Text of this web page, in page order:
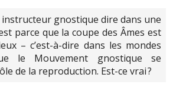
instructeur gnostique dire dans une
parce que la coupe des Âmes est
– c’est-à-dire dans les mondes
le Mouvement gnostique se
de la reproduction. Est-ce vrai ?